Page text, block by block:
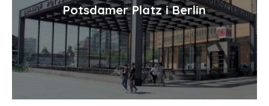
Potsdamer Platz i Berlin